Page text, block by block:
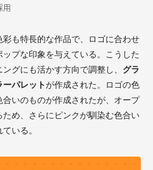
用
も特長的な作品で、ロゴに合わせ
プな印象を与えている。こうした
グにも活かす方向で調整し、 グラ
パレットが作成された。ロゴの色
いのものが作成されたが、オープ
め、さらにピンクが馴染む色合い
いる。